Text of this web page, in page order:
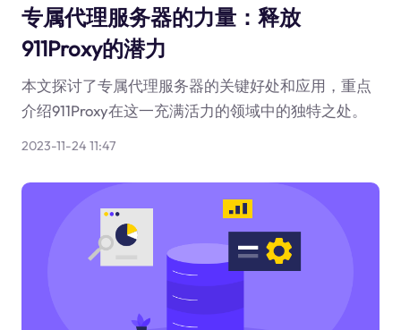
专属代理服务器的力量：释放
911Proxy的潜力
本文探讨了专属代理服务器的关键好处和应用，重点
介绍911Proxy在这一充满活力的领域中的独特之处。
2023-11-24 11:47